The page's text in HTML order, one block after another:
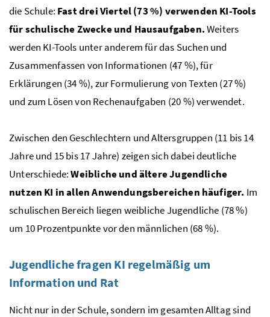
die Schule: Fast drei Viertel (73 %) verwenden KI-Tools
für schulische Zwecke und Hausaufgaben.Weiters
werden KI-Tools unter anderem für das Suchen und
Zusammenfassen von Informationen (47 %), für
Erklärungen (34 %), zur Formulierung von Texten (27 %)
und zum Lösen von Rechenaufgaben (20 %) verwendet.
Zwischen den Geschlechtern und Altersgruppen (11 bis 14
Jahre und 15 bis 17 Jahre) zeigen sich dabei deutliche
Unterschiede:Weibliche und ältere Jugendliche
nutzen KI in allen Anwendungsbereichen häufiger. Im
schulischen Bereich liegen weibliche Jugendliche (78 %)
um 10 Prozentpunkte vor den männlichen (68 %).
Jugendliche fragen KI regelmäßig um
Information und Rat
Nicht nur in der Schule, sondern im gesamten Alltag sind